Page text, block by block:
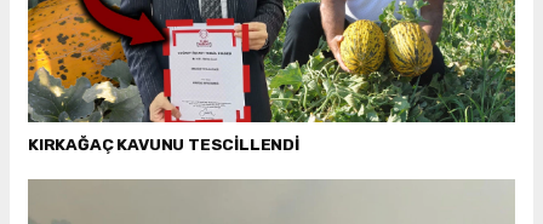
KIRKAĞAÇ KAVUNU TESCİLLENDİ